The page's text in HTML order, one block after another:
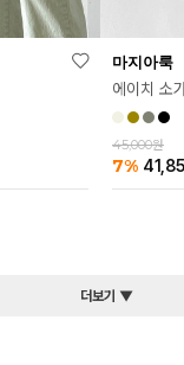
마지아룩
에이치 소
45,000원
7%
더보기 ▼